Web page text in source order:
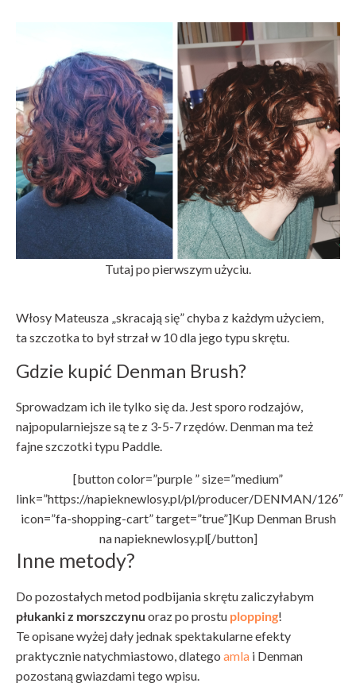
Tutaj po pierwszym użyciu.
Włosy Mateusza „skracają się” chyba z każdym użyciem,
ta szczotka to był strzał w 10 dla jego typu skrętu.
Gdzie kupić Denman Brush?
Sprowadzam ich ile tylko się da. Jest sporo rodzajów,
najpopularniejsze są te z 3-5-7 rzędów. Denman ma też
fajne szczotki typu Paddle.
[button color=”purple ” size=”medium”
link=”https://napieknewlosy.pl/pl/producer/DENMAN/126″
icon=”fa-shopping-cart” target=”true”]Kup Denman Brush
na napieknewlosy.pl[/button]
Inne metody?
Do pozostałych metod podbijania skrętu zaliczyłabym
płukanki z morszczynu oraz po prostu plopping!
Te opisane wyżej dały jednak spektakularne efekty
praktycznie natychmiastowo, dlatego amla i Denman
pozostaną gwiazdami tego wpisu.